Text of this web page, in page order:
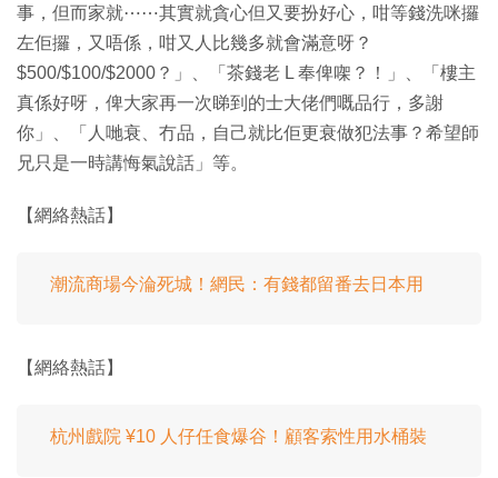
事，但而家就⋯⋯其實就貪心但又要扮好心，咁等錢洗咪攞
左佢攞，又唔係，咁又人比幾多就會滿意呀？
$500/$100/$2000？」、「茶錢老 L 奉俾㗎？！」、「樓主
真係好呀，俾大家再一次睇到的士大佬們嘅品行，多謝
你」、「人哋衰、冇品，自己就比佢更衰做犯法事？希望師
兄只是一時講悔氣說話」等。
【網絡熱話】
潮流商場今淪死城！網民：有錢都留番去日本用
【網絡熱話】
杭州戲院 ¥10 人仔任食爆谷！顧客索性用水桶裝